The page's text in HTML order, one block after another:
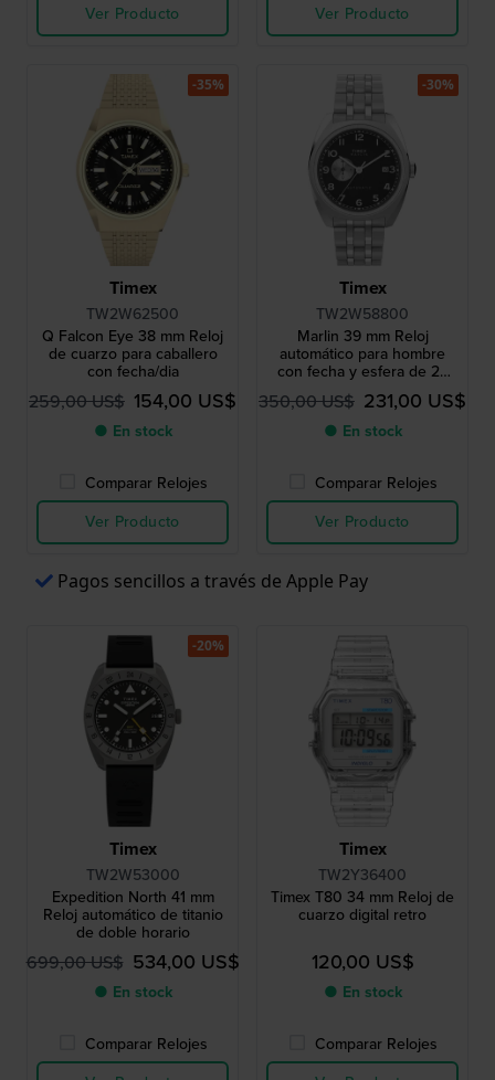
Ver Producto
Ver Producto
Timex
TW2W62500
Q Falcon Eye 38 mm Reloj
de cuarzo para caballero
con fecha/dia
259,00 US$ 154,00 US$
● En stock
Comparar Relojes
Ver Producto
-35%
Timex
TW2W58800
Marlin 39 mm Reloj
automático para hombre
con fecha y esfera de 24
horas
350,00 US$ 231,00 US$
● En stock
Comparar Relojes
Ver Producto
-30%
Pagos sencillos a través de Apple Pay
Timex
TW2W53000
Expedition North 41 mm
Reloj automático de titanio
de doble horario
699,00 US$ 534,00 US$
● En stock
Comparar Relojes
-20%
Timex
TW2Y36400
Timex T80 34 mm Reloj de
cuarzo digital retro
120,00 US$
● En stock
Comparar Relojes